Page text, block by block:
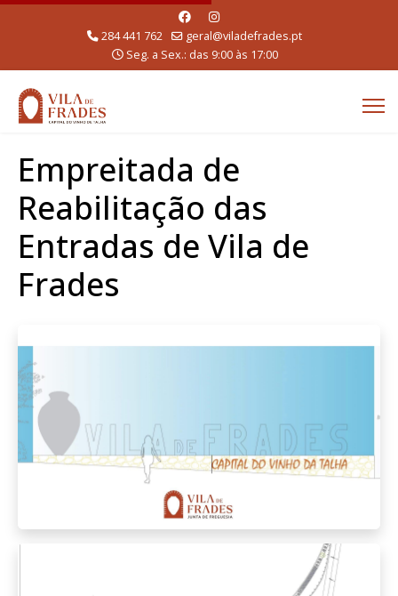
284 441 762
geral@viladefrades.pt
Seg. a Sex.: das 9:00 às 17:00
Empreitada de
Reabilitação das
Entradas de Vila de
Frades